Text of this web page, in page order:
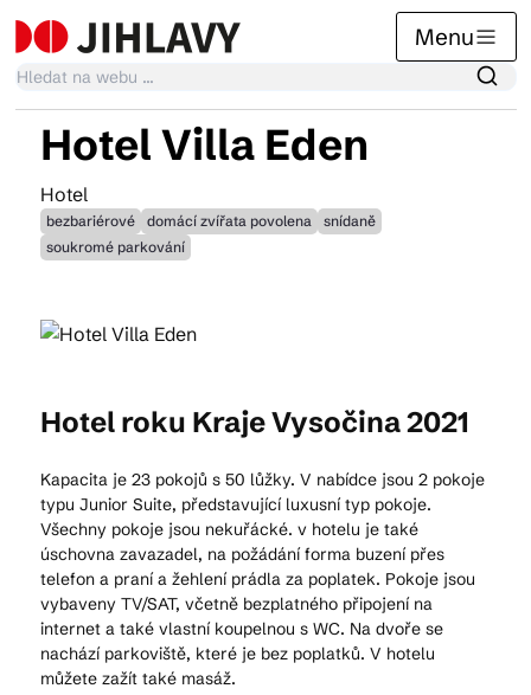
Menu
Kalendář akcí
Tradiční akce
Články
Suvenýry
Praktické info
Kam vyrazit
Hotel Villa Eden
Hotel
bezbariérové domácí zvířata povolena
snídaně
soukromé parkování
Hotel roku Kraje Vysočina 2021
Kapacita je 23 pokojů s 50 lůžky. V nabídce jsou 2 pokoje
typu Junior Suite, představující luxusní typ pokoje.
Všechny pokoje jsou nekuřácké. v hotelu je také
úschovna zavazadel, na požádání forma buzení přes
telefon a praní a žehlení prádla za poplatek. Pokoje jsou
vybaveny TV/SAT, včetně bezplatného připojení na
internet a také vlastní koupelnou s WC. Na dvoře se
nachází parkoviště, které je bez poplatků. V hotelu
můžete zažít také masáž.